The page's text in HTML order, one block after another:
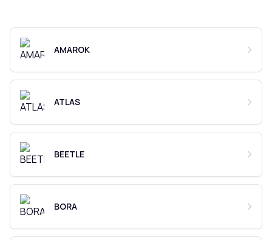
AMAROK
ATLAS
BEETLE
BORA